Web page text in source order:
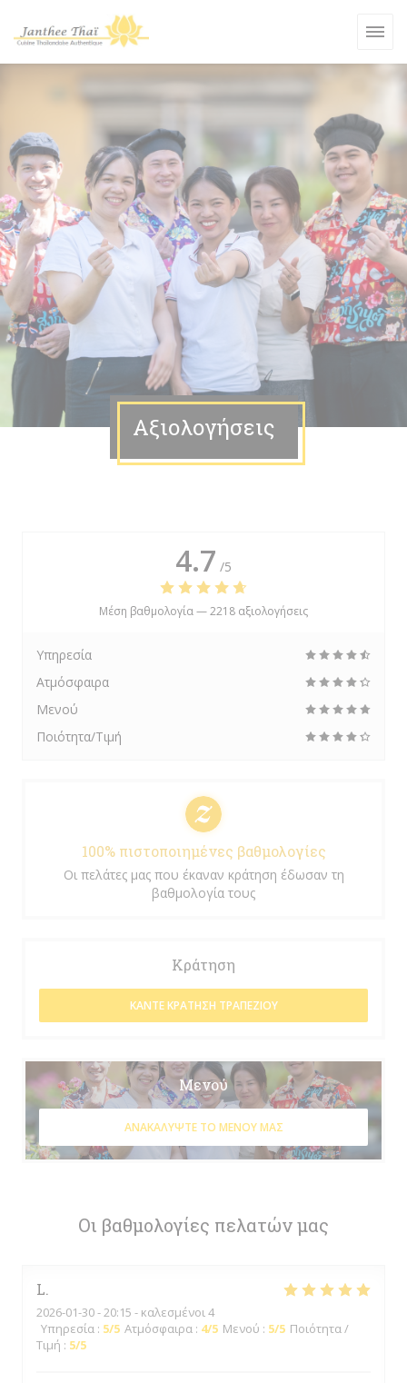
Αξιολογήσεις
Οι βαθμολογίες πελατών μας
L
2026-01-30- 20:15 - καλεσμένοι 4
Υπηρεσία : 5/5 Ατμόσφαιρα : 4/5 Μενού : 5/5 Ποιότητα /
Τιμή : 5/5
4.7 /5
Μέση βαθμολογία —2218 αξιολογήσεις
Υπηρεσία
Ατμόσφαιρα
Μενού
Ποιότητα/Τιμή
100% πιστοποιημένες βαθμολογίες
Οι πελάτες μας που έκαναν κράτηση έδωσαν τη
βαθμολογία τους
Κράτηση
ΚΆΝΤΕ ΚΡΆΤΗΣΗ ΤΡΑΠΕΖΙΟΎ
Μενού
ΑΝΑΚΑΛΎΨΤΕ ΤΟ ΜΕΝΟΎ ΜΑΣ